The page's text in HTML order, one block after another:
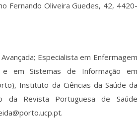
Fernando Oliveira Guedes, 42, 4420-
Especialista em Enfermagem
e em Sistemas de Informação em
Instituto da Ciências da Saúde da
da Revista Portuguesa de Saúde